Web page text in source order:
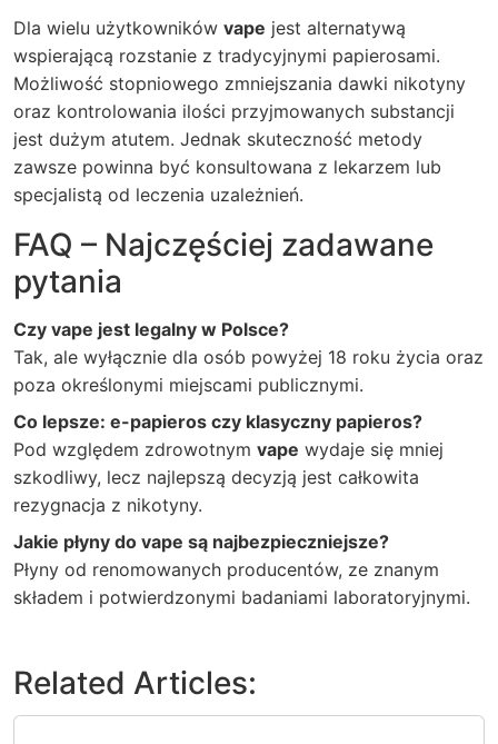
Dla wielu użytkowników vape jest alternatywą
wspierającą rozstanie z tradycyjnymi papierosami.
Możliwość stopniowego zmniejszania dawki nikotyny
oraz kontrolowania ilości przyjmowanych substancji
jest dużym atutem. Jednak skuteczność metody
zawsze powinna być konsultowana z lekarzem lub
specjalistą od leczenia uzależnień.
FAQ – Najczęściej zadawane
pytania
Czy vape jest legalny w Polsce?
Tak, ale wyłącznie dla osób powyżej 18 roku życia oraz
poza określonymi miejscami publicznymi.
Co lepsze: e-papieros czy klasyczny papieros?
Pod względem zdrowotnym vape wydaje się mniej
szkodliwy, lecz najlepszą decyzją jest całkowita
rezygnacja z nikotyny.
Jakie płyny do vape są najbezpieczniejsze?
Płyny od renomowanych producentów, ze znanym
składem i potwierdzonymi badaniami laboratoryjnymi.
Related Articles: